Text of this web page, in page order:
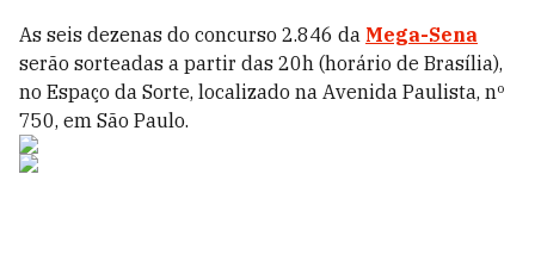
As seis dezenas do concurso 2.846 da Mega-Sena
serão sorteadas a partir das 20h (horário de Brasília),
no Espaço da Sorte, localizado na Avenida Paulista, nº
750, em São Paulo.